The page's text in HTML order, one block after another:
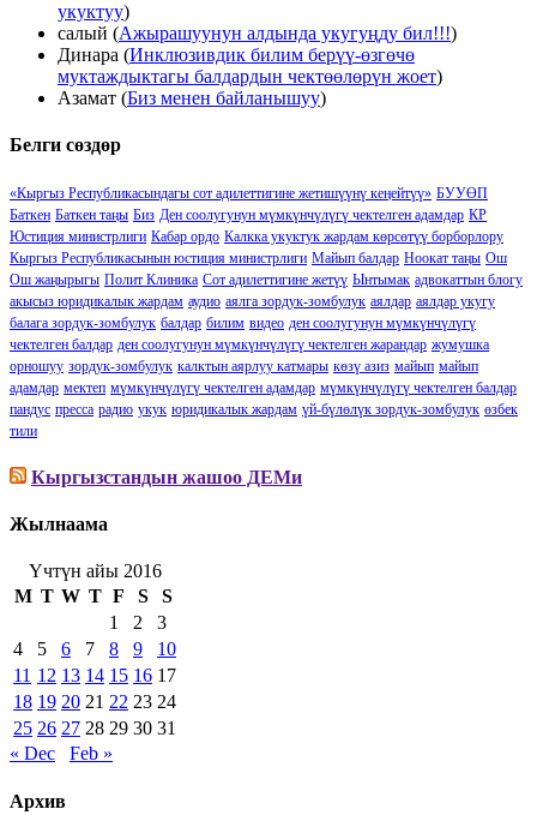
укуктуу)
салый (Ажырашуунун алдында укугуңду бил!!!)
Динара (Инклюзивдик билим берүү-өзгөчө
муктаждыктагы балдардын чектөөлөрүн жоет)
Азамат (Биз менен байланышуу)
Белги сөздөр
«Кыргыз Республикасындагы сот адилеттигине жетишүүнү кеӊейтүү» БУУӨП
Баткен Баткен таңы Биз Ден соолугунун мүмкүнчүлүгү чектелген адамдар КР
Юстиция министрлиги Кабар ордо Калкка укуктук жардам көрсөтүү борборлору
Кыргыз Республикасынын юстиция министрлиги Майып балдар Ноокат таңы Ош
Ош жаңырыгы Полит Клиника Сот адилеттигине жетүү Ынтымак адвокаттын блогу
акысыз юридикалык жардам аудио аялга зордук-зомбулук аялдар аялдар укугу
балага зордук-зомбулук балдар билим видео ден соолугунун мүмкүнчүлүгү
чектелген балдар ден соолугунун мүмкүнчүлүгү чектелген жарандар жумушка
орношуу зордук-зомбулук калктын аярлуу катмары көзү азиз майып майып
адамдар мектеп мүмкүнчүлүгү чектелген адамдар мүмкүнчүлүгү чектелген балдар
пандус пресса радио укук юридикалык жардам үй-бүлөлүк зордук-зомбулук өзбек
тили
Кыргызстандын жашоо ДЕМи
Жылнаама
Үчтүн айы 2016
M T W T F S
S
1
2
3
4
5 6 7 8 9
10
11 12 13 14 15 16 17
18 19 20 21 22 23 24
25 26 27 28 29 30 31
« Dec
Feb »
Архив